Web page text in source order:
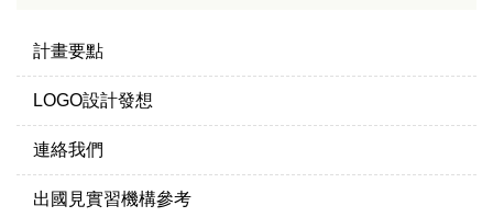
計畫要點
LOGO設計發想
連絡我們
出國見實習機構參考